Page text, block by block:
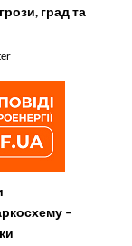
град та
–